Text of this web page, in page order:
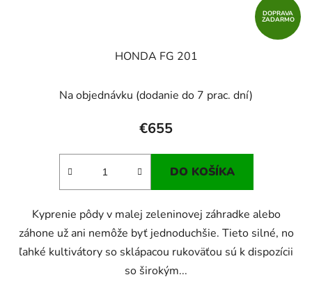
DOPRAVA
ZADARMO
HONDA FG 201
Na objednávku (dodanie do 7 prac. dní)
€655
DO KOŠÍKA
Kyprenie pôdy v malej zeleninovej záhradke alebo
záhone už ani nemôže byť jednoduchšie. Tieto silné, no
ľahké kultivátory so sklápacou rukoväťou sú k dispozícii
so širokým...